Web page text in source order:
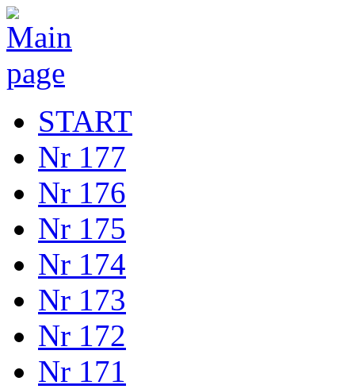
START
Nr 177
Nr 176
Nr 175
Nr 174
Nr 173
Nr 172
Nr 171